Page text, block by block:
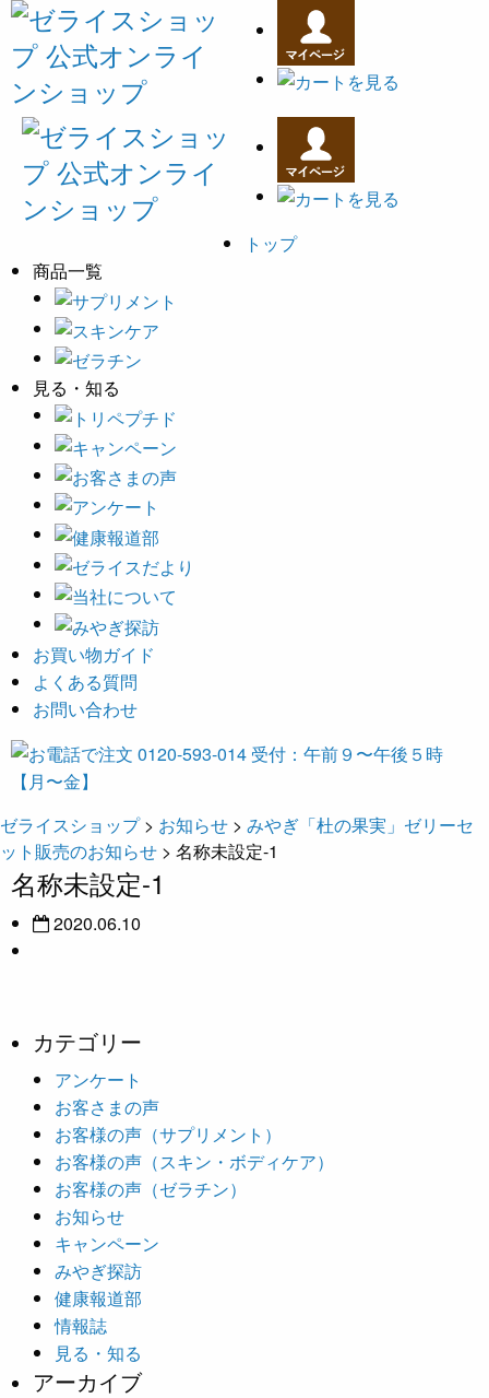
トップ
商品一覧
見る・知る
お買い物ガイド
よくある質問
お問い合わせ
ゼライスショップ> お知らせ > みやぎ「杜の果実」ゼリーセ
ット販売のお知らせ > 名称未設定-1
名称未設定-1
2020.06.10
カテゴリー
アンケート
お客さまの声
お客様の声（サプリメント）
お客様の声（スキン・ボディケア）
お客様の声（ゼラチン）
お知らせ
キャンペーン
みやぎ探訪
健康報道部
情報誌
見る・知る
アーカイブ